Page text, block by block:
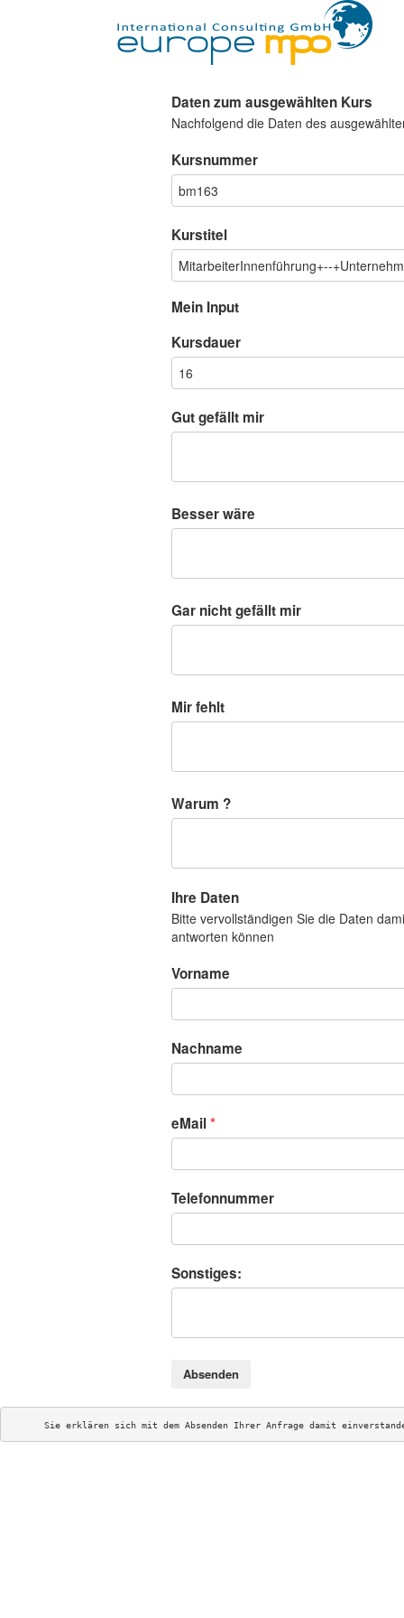
Daten zum ausgewählten Kurs
Nachfolgend die Daten des
Kursnummer
Kurstitel
Mein Input
Kursdauer
Gut gefällt mir
Besser wäre
Gar nicht gefällt mir
Mir fehlt
Warum ?
Ihre Daten
Bitte vervollständigen Sie die Daten
antworten können
Vorname
Nachname
eMail
Telefonnummer
Sonstiges:
Absenden
Sie erklären sich mit dem Absenden Ihrer Anfrage damit